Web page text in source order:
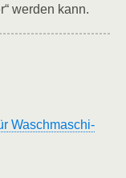
werden kann.
Wasch­ma­schi­